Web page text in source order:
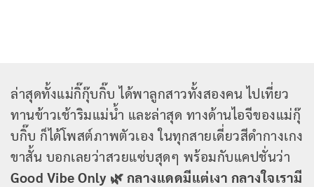
ล่าสุดทั้งแม่กิ๊กุ๊บกิ๊บ ได้พาลูกสาวทั้งสองคน ไปเที่ยว
ทานข้าวเช้าริมแม่น้ำ และล่าสุด ทางด้านไอจีของแม่กุ๊
บกิ๊บ ก็ได้โพสต์ภาพตัวเอง ในทุกสายเดี่ยวสีดำกางเกง
ขาสั้น บอกเลยว่าสวยแซ่บสุดๆ พร้อมกับแคปชั่นว่า
Good Vibe Only 🌿 กลางแดดมีแต่เงา กลางใจเรามี